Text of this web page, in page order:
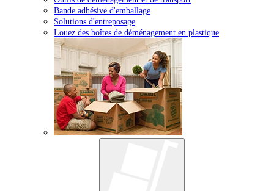
Bande adhésive d'emballage
Solutions d'entreposage
Louez des boîtes de déménagement en plastique